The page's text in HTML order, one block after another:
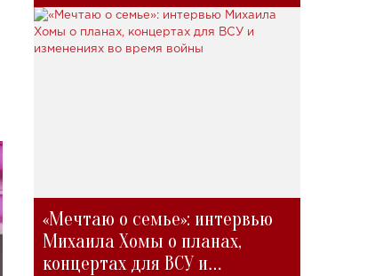
«Мечтаю о семье»: интервью
Михаила Хомы о планах,
концертах для ВСУ и